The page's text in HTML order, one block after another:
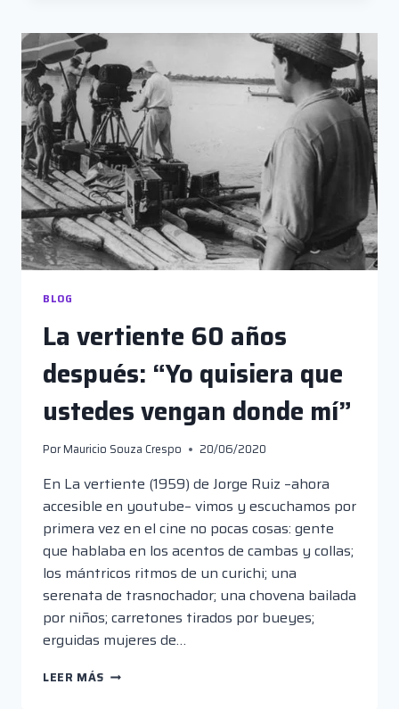
BLOG
La vertiente 60 años
después: “Yo quisiera que
ustedes vengan donde mí”
PorMauricio Souza Crespo 20/06/2020
En La vertiente (1959) de Jorge Ruiz –ahora
accesible en youtube– vimos y escuchamos por
primera vez en el cine no pocas cosas: gente
que hablaba en los acentos de cambas y collas;
los mántricos ritmos de un curichi; una
serenata de trasnochador; una chovena bailada
por niños; carretones tirados por bueyes;
erguidas mujeres de…
LEER MÁS LA